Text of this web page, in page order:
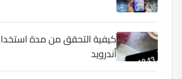
كيفية التحقق من مدة
أندرويد